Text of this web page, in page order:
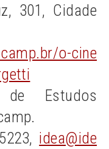
301, Cidade
o-cine
de Estudos
idea@ide